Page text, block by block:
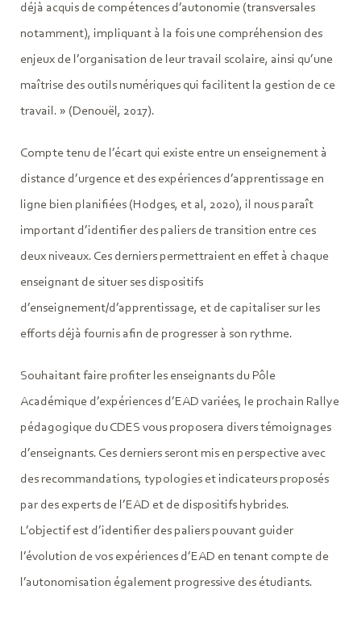
déjà acquis de compétences d’autonomie (transversales
notamment), impliquant à la fois une compréhension des
enjeux de l’organisation de leur travail scolaire, ainsi qu’une
maîtrise des outils numériques qui facilitent la gestion de ce
travail. » (Denouël, 2017).
Compte tenu de l’écart qui existe entre un enseignement à
distance d’urgence et des expériences d’apprentissage en
ligne bien planifiées (Hodges, et al, 2020), il nous paraît
important d’identifier des paliers de transition entre ces
deux niveaux. Ces derniers permettraient en effet à chaque
enseignant de situer ses dispositifs
d’enseignement/d’apprentissage, et de capitaliser sur les
efforts déjà fournis afin de progresser à son rythme.
Souhaitant faire profiter les enseignants du Pôle
Académique d’expériences d’EAD variées, le prochain Rallye
pédagogique du CDES vous proposera divers témoignages
d’enseignants. Ces derniers seront mis en perspective avec
des recommandations, typologies et indicateurs proposés
par des experts de l’EAD et de dispositifs hybrides.
L’objectif est d’identifier des paliers pouvant guider
l’évolution de vos expériences d’EAD en tenant compte de
l’autonomisation également progressive des étudiants.